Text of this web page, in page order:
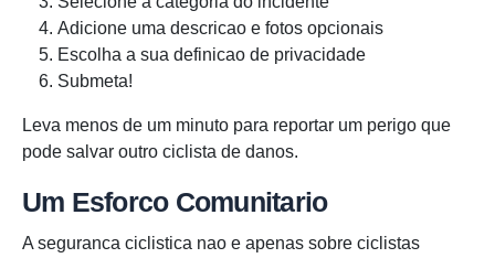
Adicione uma descricao e fotos opcionais
Escolha a sua definicao de privacidade
Submeta!
Leva menos de um minuto para reportar um perigo que
pode salvar outro ciclista de danos.
Um Esforco Comunitario
A seguranca ciclistica nao e apenas sobre ciclistas